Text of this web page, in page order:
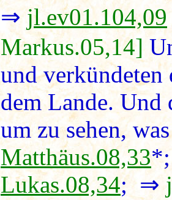
⇒jl.ev01.104,09
Markus.05,14]
und verkündeten
dem Lande. Und
um zu sehen,
Matthäus.08,33
Lukas.08,34; ⇒